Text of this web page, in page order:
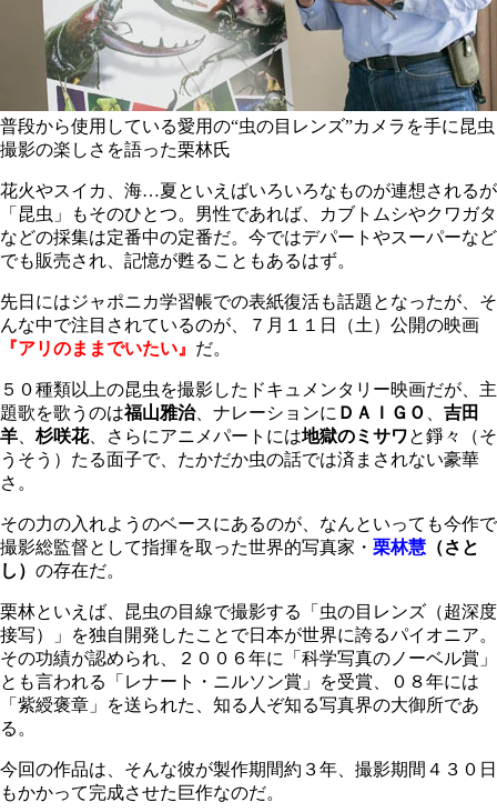
普段から使用している愛用の“虫の目レンズ”カメラを手に昆虫
撮影の楽しさを語った栗林氏
花火やスイカ、海…夏といえばいろいろなものが連想されるが
「昆虫」もそのひとつ。男性であれば、カブトムシやクワガタ
などの採集は定番中の定番だ。今ではデパートやスーパーなど
でも販売され、記憶が甦ることもあるはず。
先日にはジャポニカ学習帳での表紙復活も話題となったが、そ
んな中で注目されているのが、７月１１日（土）公開の映画
『アリのままでいたい』 だ。
５０種類以上の昆虫を撮影したドキュメンタリー映画だが、主
題歌を歌うのは福山雅治、ナレーションに ＤＡＩＧＯ
吉田
羊
杉咲花、さらにアニメパートには地獄のミサワと錚々（そ
うそう）たる面子で、たかだか虫の話では済まされない豪華
さ。
その力の入れようのベースにあるのが、なんといっても今作で
撮影総監督として指揮を取った世界的写真家・ 栗林慧 （さと
し） の存在だ。
栗林といえば、昆虫の目線で撮影する「虫の目レンズ（超深度
接写）」を独自開発したことで日本が世界に誇るパイオニア。
その功績が認められ、２００６年に「科学写真のノーベル賞」
とも言われる「レナート・ニルソン賞」を受賞、０８年には
「紫綬褒章」を送られた、知る人ぞ知る写真界の大御所であ
る。
今回の作品は、そんな彼が製作期間約３年、撮影期間４３０日
もかかって完成させた巨作なのだ。